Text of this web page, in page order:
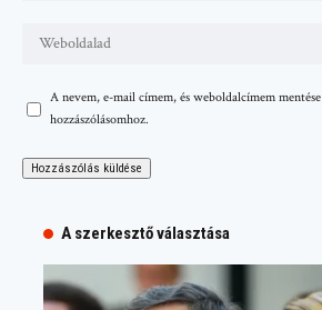
A nevem, e-mail címem, és weboldalcímem
hozzászólásomhoz.
A szerkesztő választása